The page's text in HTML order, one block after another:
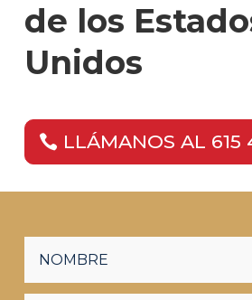
de los
Unidos
LLÁMANOS AL 615